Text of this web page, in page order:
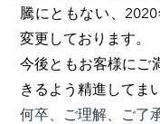
騰にともない、
変更しております。
今後ともお客様にご
きるよう精進してま
何卒、ご理解、ご了